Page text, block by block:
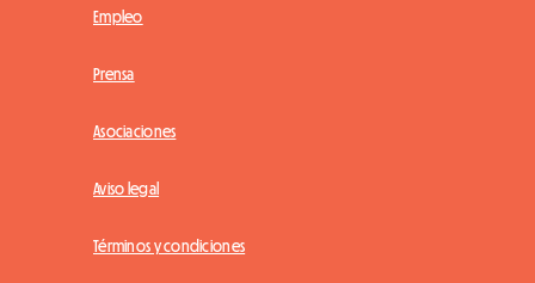
Empleo
Prensa
Asociaciones
Aviso legal
Términos y condiciones